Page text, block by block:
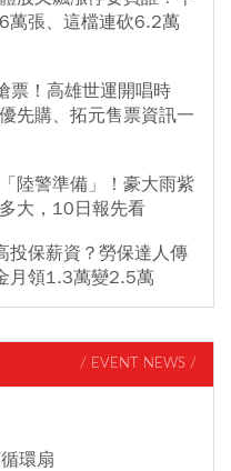
萬張、這檔連砍6.2萬
票！高雄世運開唱時
先購、拓元售票資訊一
陸警準備」！豪大雨紫
大，10日報先看
投保薪資？勞保達人傳
月領1.3萬變2.5萬
/ EVENT NEWS /
環扇